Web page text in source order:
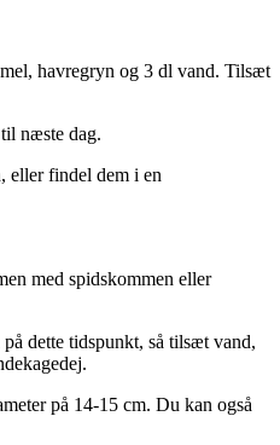
havregryn og 3 dl vand. Tilsæt
næste dag.
eller findel dem i en
med spidskommen eller
dette tidspunkt, så tilsæt vand,
på 14-15 cm. Du kan også